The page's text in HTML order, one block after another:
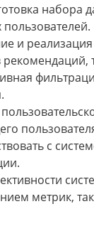
набора
пользователей.
и
с
метрик,